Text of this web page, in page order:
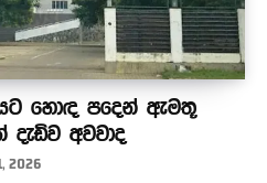
හොඳ පදෙන් ඇමතූ
අවවාද
2026